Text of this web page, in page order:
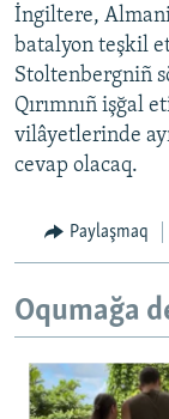
İngiltere,
batalyon teşkil
Stoltenbergniñ
Qırımnıñ işğal
vilâyetlerinde
cevap olacaq.
Paylaşmaq
Oqumağa